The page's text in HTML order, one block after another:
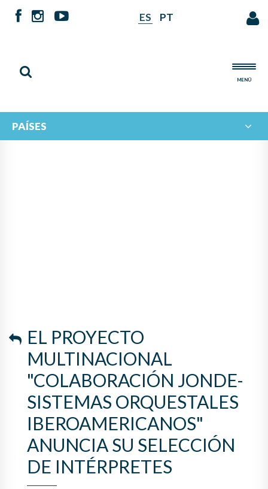
ES PT
MENÚ
PAÍSES
EL PROYECTO
MULTINACIONAL
"COLABORACIÓN JONDE-
SISTEMAS ORQUESTALES
IBEROAMERICANOS"
ANUNCIA SU SELECCIÓN
DE INTÉRPRETES